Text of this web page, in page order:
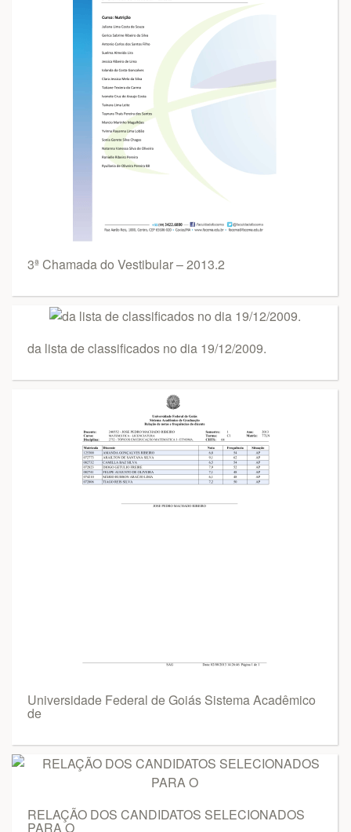
3ª Chamada do Vestibular – 2013.2
da lista de classificados no dia 19/12/2009.
Universidade Federal de Goiás Sistema Acadêmico
de
RELAÇÃO DOS CANDIDATOS SELECIONADOS
PARA O